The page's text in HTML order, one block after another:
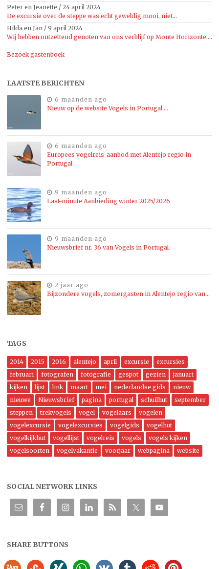
Peter en Jeanette / 24 april 2024
De excursie over de steppe was echt geweldig mooi, niet...
Hilda en Jan / 9 april 2024
Wij hebben ontzettend genoten van ons verblijf op Monte Horizonte....
Bezoek gastenboek
LAATSTE BERICHTEN
6 maanden ago
Nieuw op de website Vogels in Portugal:…
6 maanden ago
Europees vogelreis-aanbod met Alentejo regio in
Portugal
9 maanden ago
Last-minute Aanbieding winter 2025/2026
9 maanden ago
Nieuwsbrief nr. 36 van Vogels in Portugal.
2 jaar ago
Bijzondere vogels, zomergasten in Alentejo regio van…
TAGS
2014 2015 2016 alentejo april excursie
excursies
februari
fotografen fotografie gespot gezien
januari
kijken
lijst link maart mei nederlandse gids
nieuw
nieuwe
Nieuwsbrief pagina portugal schuilhut
september
steppen
trekvogels vogel vogelaars
vogelen
vogelexcursie
vogelexcursies vogelgids
vogelhut
vogelkijkhut
vogellijst vogelreis vogels
vogels kijken
vogelsoorten
vogelvakantie voorjaar webpagina website
SOCIAL NETWORK LINKS
SHARE BUTTONS